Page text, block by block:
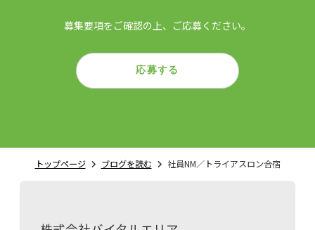
募集要項をご確認の上、ご応募ください。
応募する
トップページ ブログを読む 社員NM／トライアスロン合宿